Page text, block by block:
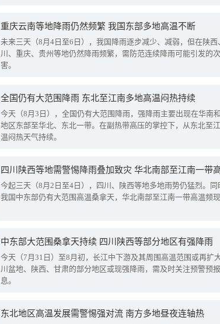
重庆云南等地降雨仍然频繁 我国东部多地高温不断
未来三天（8月4日至6日），我国降雨逐步减少、减弱，但在陕西
川、重庆、贵州等地仍然降雨频繁，需防范连续降雨可能引发的
害。
全国仍有大范围降雨 东北至江南多地高温闷热持续
今天（8月3日），全国仍有大范围降雨，强降雨主要出现在华南
地区东部至华北、东北一带。在副热带高压的掌控下，从东北至
温闷热天气持续。
今起三天（8月2日至4日），四川、陕西等地多地雨势仍猛烈。同
我国中东部仍有大范围高温桑拿天，华北南部至江南一带高温频现
中东部大范围桑拿天持续 四川陕西等部分地区有强降雨
今天（7月31日）至8月初，长江中下游及其周围高温范围或再扩
川盆地、陕西、甘肃的部分地区或现强降雨，需及时关注预警预
息。
东北地区高温发展需警惕强对流 南方多地昼夜连轴热